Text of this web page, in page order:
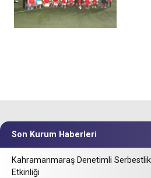
Son Kurum Haberleri
Kahramanmaraş Denetimli
Etkinliği